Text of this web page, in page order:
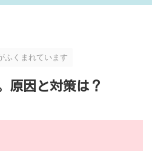
ふくまれています
原因と対策は？